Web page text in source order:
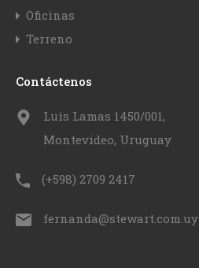
Oficinas
Terreno
Contáctenos
Luis Lamas 1450/001,
Montevideo, Uruguay
(+598) 2709 2417
fernanda@stewart.com.uy